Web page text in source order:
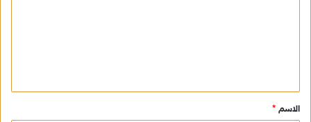
ق
*
الاسم *